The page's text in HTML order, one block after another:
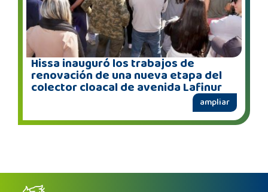
Hissa inauguró los trabajos de
renovación de una nueva etapa del
colector cloacal de avenida Lafinur
ampliar